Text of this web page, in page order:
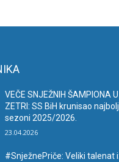
VEČE SNJEŽNIH ŠAMPIONA U
ZETRI: SS BiH krunisao
sezoni 2025/2026.
23.04.2026
#SnježnePriče: Veliki talenat